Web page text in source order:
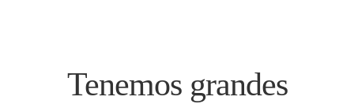
Finalizar compraTenemos grandes